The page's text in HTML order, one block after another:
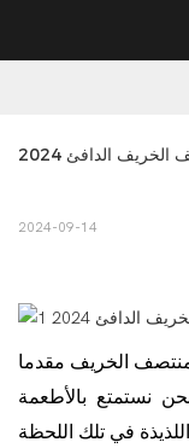
الدافئ 2024
2024-09-14
نستمتع بالأطعمة